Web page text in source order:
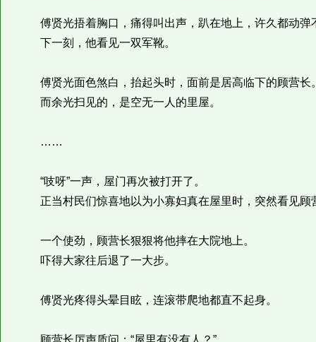
傅贤光捂着胸口，痛得叫出声，趴在地上，许久都动弹
下一刻，他看见一双军靴。
傅贤光面色煞白，抬起头时，面前是居高临下的顾营长
而余光扫见的，是空无一人的里屋。
……
“吱呀”一声，屋门再次被打开了。
正当村民们惊喜地以为小寡妇真在屋里时，突然看见顾
一个使劲，顾营长狠狠将他摔在大院地上。
吓得大家往后退了一大步。
傅贤光疼得头晕目眩，连滚带爬地都直不起身。
顾营长厉声质问：“屋里有没有人？”